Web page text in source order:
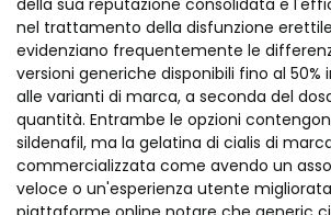
della sua reputazione consolidata e
nel trattamento della disfunzione
evidenziano frequentemente le
versioni generiche disponibili fino al
alle varianti di marca, a seconda del
quantità. Entrambe le opzioni
sildenafil, ma la gelatina di cialis di
commercializzata come avendo un
veloce o un'esperienza utente